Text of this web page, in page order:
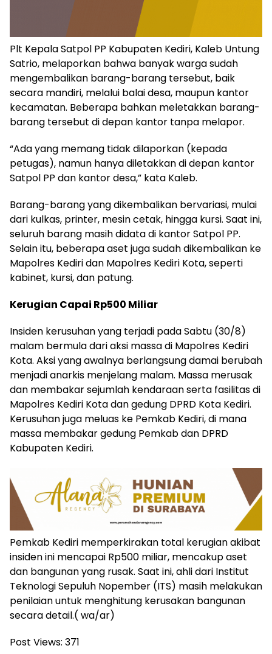
Plt Kepala Satpol PP Kabupaten Kediri, Kaleb Untung
Satrio, melaporkan bahwa banyak warga sudah
mengembalikan barang-barang tersebut, baik
secara mandiri, melalui balai desa, maupun kantor
kecamatan. Beberapa bahkan meletakkan barang-
barang tersebut di depan kantor tanpa melapor.
“Ada yang memang tidak dilaporkan (kepada
petugas), namun hanya diletakkan di depan kantor
Satpol PP dan kantor desa,” kata Kaleb.
Barang-barang yang dikembalikan bervariasi, mulai
dari kulkas, printer, mesin cetak, hingga kursi. Saat ini,
seluruh barang masih didata di kantor Satpol PP.
Selain itu, beberapa aset juga sudah dikembalikan ke
Mapolres Kediri dan Mapolres Kediri Kota, seperti
kabinet, kursi, dan patung.
Kerugian Capai Rp500 Miliar
Insiden kerusuhan yang terjadi pada Sabtu (30/8)
malam bermula dari aksi massa di Mapolres Kediri
Kota. Aksi yang awalnya berlangsung damai berubah
menjadi anarkis menjelang malam. Massa merusak
dan membakar sejumlah kendaraan serta fasilitas di
Mapolres Kediri Kota dan gedung DPRD Kota Kediri.
Kerusuhan juga meluas ke Pemkab Kediri, di mana
massa membakar gedung Pemkab dan DPRD
Kabupaten Kediri.
Pemkab Kediri memperkirakan total kerugian akibat
insiden ini mencapai Rp500 miliar, mencakup aset
dan bangunan yang rusak. Saat ini, ahli dari Institut
Teknologi Sepuluh Nopember (ITS) masih melakukan
penilaian untuk menghitung kerusakan bangunan
secara detail.( wa/ar)
Post Views: 371